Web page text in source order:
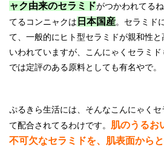
ャク由来のセラミドがつかわれてる
てるコンニャクは 日本国産。セラミド
て、一般的にヒト型セラミドが親和性
いわれていますが、こんにゃくセラミ
では定評のある原料としても有名やで。
ぷるきら生活には、そんなこんにゃく
て配合されてるわけです。 肌のうるお
不可欠なセラミドを、肌表面から